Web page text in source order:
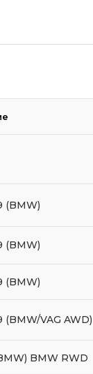
(BMW)
(BMW)
(BMW)
(BMW/VAG AWD)
BMW RWD